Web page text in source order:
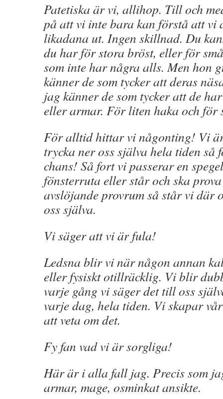
Patetiska är vi, allihop. Till och
på att vi inte bara kan förstå att vi
likadana ut. Ingen skillnad. Du
du har för stora bröst, eller för
som inte har några alls. Men hon
känner de som tycker att deras
jag känner de som tycker att de
eller armar. För liten haka och för
För alltid hittar vi någonting! Vi
trycka ner oss själva hela tiden så
chans! Så fort vi passerar en
fönsterruta eller står och ska
avslöjande provrum så står vi där
oss själva.
Vi säger att vi är fula!
Ledsna blir vi när någon annan
eller fysiskt otillräcklig. Vi blir
varje gång vi säger det till oss
varje dag, hela tiden. Vi skapar
att veta om det.
Fy fan vad vi är sorgliga!
Här är i alla fall jag. Precis som
armar, mage, osminkat ansikte.